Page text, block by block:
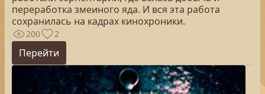
переработка змеиного яда. И вся эта работа
сохранилась на кадрах кинохроники.
200 2
Перейти